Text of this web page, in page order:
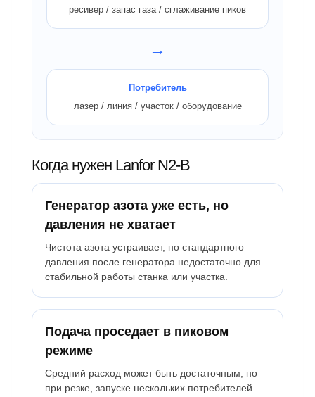
ресивер / запас газа / сглаживание пиков
→
Потребитель
лазер / линия / участок / оборудование
Когда нужен Lanfor N2-B
Генератор азота уже есть, но
давления не хватает
Чистота азота устраивает, но стандартного
давления после генератора недостаточно для
стабильной работы станка или участка.
Подача проседает в пиковом
режиме
Средний расход может быть достаточным, но
при резке, запуске нескольких потребителей